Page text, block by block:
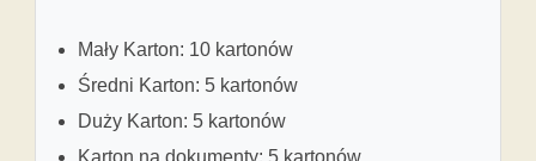
Mały Karton: 10 kartonów
Średni Karton: 5 kartonów
Duży Karton: 5 kartonów
Karton na dokumenty: 5 kartonów